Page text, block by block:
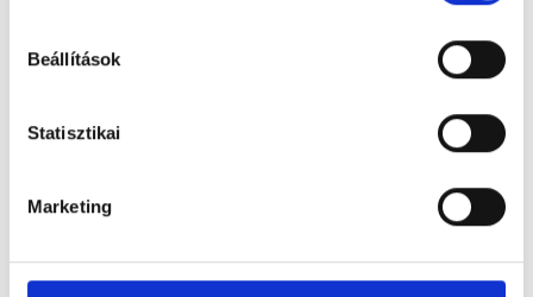
Beállítások
Statisztikai
Marketing
Dr. Papp László
Dr. Papp László
5534 Okány, Kossuth Lajos u. 23.